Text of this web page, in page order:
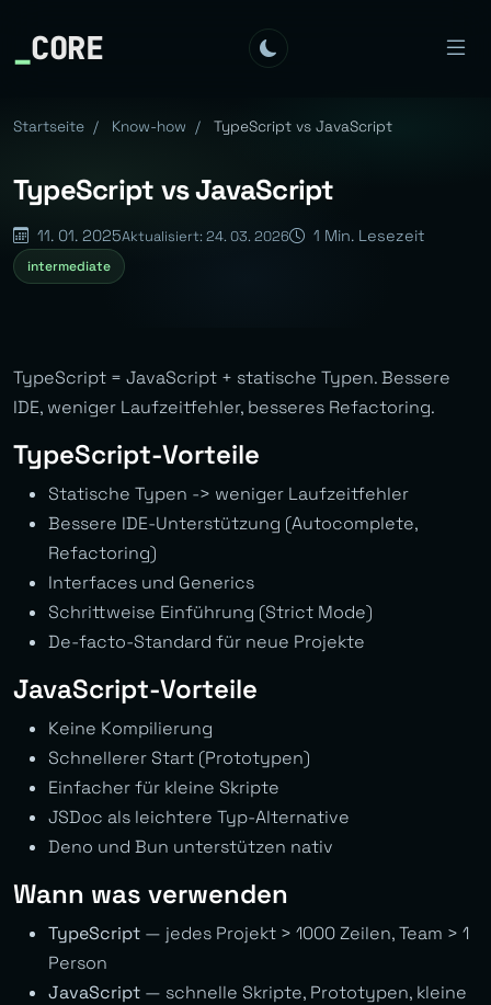
_CORE
Startseite / Know-how / TypeScript vs JavaScript
TypeScript vs JavaScript
11. 01. 2025Aktualisiert: 24. 03. 2026 1 Min. Lesezeit
intermediate
TypeScript = JavaScript + statische Typen. Bessere
IDE, weniger Laufzeitfehler, besseres Refactoring.
TypeScript-Vorteile
Statische Typen -> weniger Laufzeitfehler
Bessere IDE-Unterstützung (Autocomplete,
Refactoring)
Interfaces und Generics
Schrittweise Einführung (Strict Mode)
De-facto-Standard für neue Projekte
JavaScript-Vorteile
Keine Kompilierung
Schnellerer Start (Prototypen)
Einfacher für kleine Skripte
JSDoc als leichtere Typ-Alternative
Deno und Bun unterstützen nativ
Wann was verwenden
TypeScript — jedes Projekt > 1000 Zeilen, Team > 1
Person
JavaScript — schnelle Skripte, Prototypen, kleine